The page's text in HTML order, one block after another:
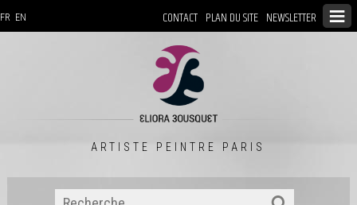
CONTACT PLAN DU SITE NEWSLETTER
FR EN
ARTISTE PEINTRE PARIS